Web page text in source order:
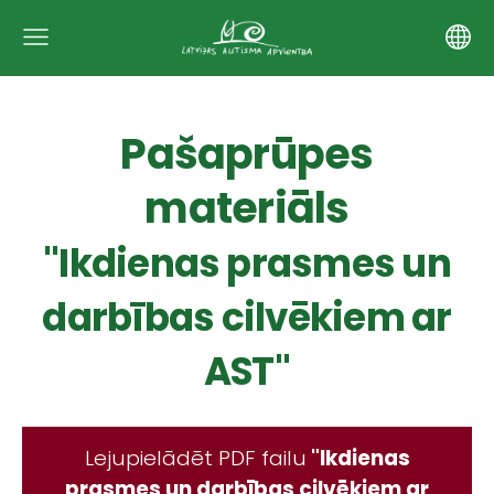
Pašaprūpes
materiāls
"Ikdienas prasmes un
darbības cilvēkiem ar
AST"
Lejupielādēt PDF failu "Ikdienas